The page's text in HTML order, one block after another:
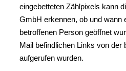
eingebetteten Zählpixels kann
GmbH erkennen, ob und wann
betroffenen Person geöffnet
Mail befindlichen Links von der
aufgerufen wurden.